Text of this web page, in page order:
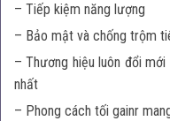
– Tiếp kiệm năng lượng
– Bảo mật và chống trộm
– Thương hiệu luôn đổi
nhất
– Phong cách tối gainr